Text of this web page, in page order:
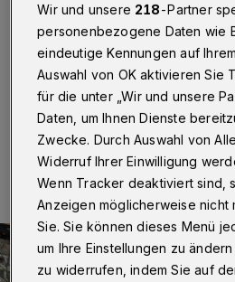
unterstützt die Wuppertaler
Bergische Land in den
wiederholten Mal – mit einer
insgesamt 125.000 Euro.
30.03.2023 , 10:30 Uhr Eine
Wir und unsere 218-Partner
personenbezogene Daten wie
eindeutige Kennungen auf
Auswahl von OK aktivieren Sie
für die unter „Wir und unsere
Daten, um Ihnen Dienste
Zwecke. Durch Auswahl von
Widerruf Ihrer Einwilligung
Wenn Tracker deaktiviert sind,
Anzeigen möglicherweise nicht
Sie. Sie können dieses Menü
um Ihre Einstellungen zu
zu widerrufen, indem Sie auf